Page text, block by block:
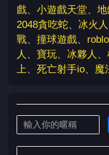
戲、 小遊戲天堂、
2048貪吃蛇、 冰火人
戰、 撞球遊戲、
人 、 寶玩、 冰夥人 、
上、 死亡射手io、 魔